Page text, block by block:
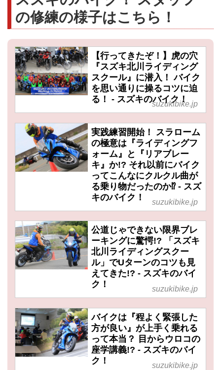
の修練の様子はこちら！
【行ってきたぞ！】虎の穴
『スズキ北川ライディング
スクール』に潜入！ バイク
を思い通りに操るコツに迫
る！ - スズキのバイク！
suzukibike.jp
実践練習開始！ スラローム
の極意は『ライディングフ
ォーム』と『リアブレー
キ』か!? それ以前にバイク
ってこんなにクルクル曲が
る乗り物だったのか⁉ - スズ
キのバイク！
suzukibike.jp
公道じゃできない限界ブレ
ーキングに驚愕!? 「スズキ
北川ライディングスクー
ル」でUターンのコツも見
えてきた!? - スズキのバイ
ク！
suzukibike.jp
バイクは『程よく緊張した
方が良い』が上手く乗れる
って本当？ 目からウロコの
座学講義!? - スズキのバイ
ク！
suzukibike.jp